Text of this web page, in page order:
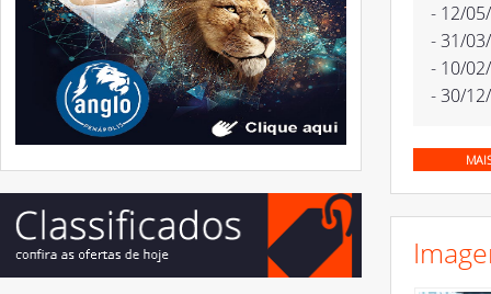
- 12/
- 31/
- 10/
- 30/